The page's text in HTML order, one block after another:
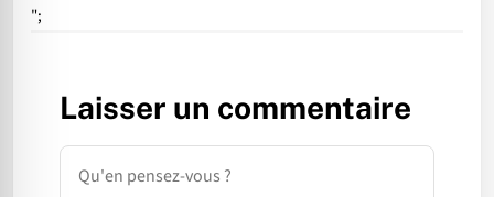
";
Laisser un commentaire
Commentaire